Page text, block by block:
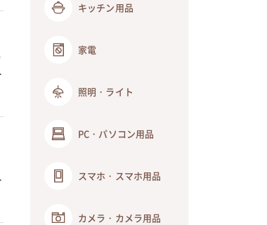
キッチン用品
家電
照明・ライト
PC・パソコン用品
スマホ・スマホ用品
カメラ・カメラ用品